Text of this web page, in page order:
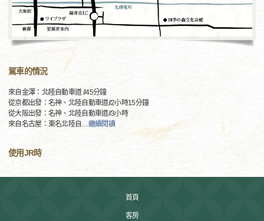
駕車的情況
來自金澤：北陸自動車道 //45分鐘
從京都出發：名神、北陸自動車道//2小時15分鐘
從大阪出發：名神、北陸自動車道//3小時
來自名古屋：東名北陸自…繼續閱讀
使用JR時
首頁
客房